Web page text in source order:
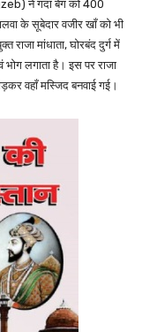
ने गदा बेग को 400
के सूबेदार वजीर खाँ को भी
राजा मांधाता, घोरबंद दुर्ग में
भोग लगाता है। इस पर राजा
वहाँ मस्जिद बनवाई गई।